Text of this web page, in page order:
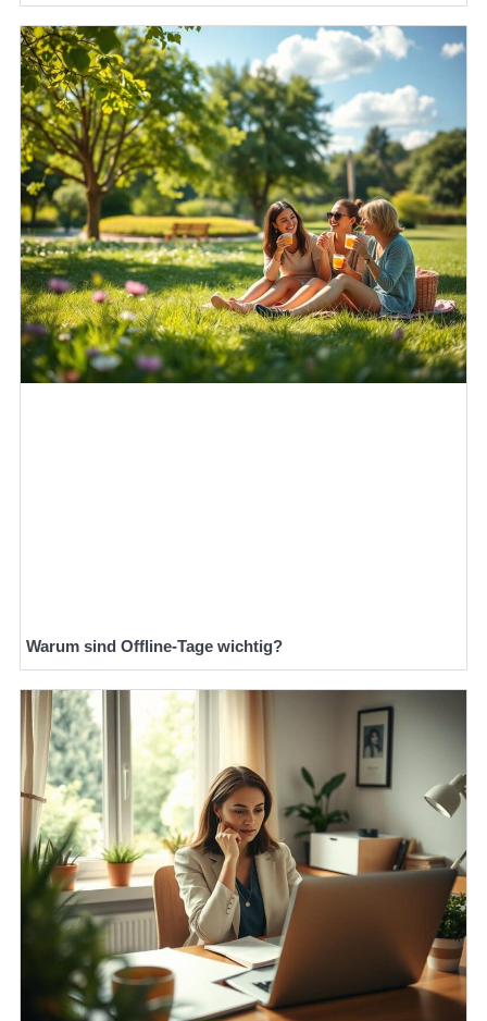
Warum sind Offline-Tage wichtig?